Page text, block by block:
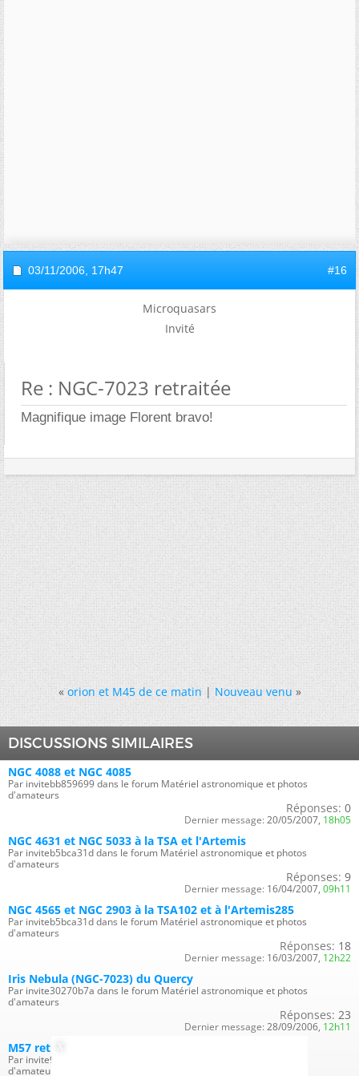
03/11/2006, 17h47 #16
Microquasars
Invité
Re : NGC-7023 retraitée
Magnifique image Florent bravo!
« orion et M45 de ce matin|Nouveau venu »
DISCUSSIONS SIMILAIRES
NGC 4088 et NGC 4085
Par invitebb859699 dans le forum Matériel astronomique et photos
d'amateurs
Réponses: 0
Dernier message: 20/05/2007, 18h05
NGC 4631 et NGC 5033 à la TSA et l'Artemis
Par inviteb5bca31d dans le forum Matériel astronomique et photos
d'amateurs
Réponses: 9
Dernier message: 16/04/2007, 09h11
NGC 4565 et NGC 2903 à la TSA102 et à l'Artemis285
Par inviteb5bca31d dans le forum Matériel astronomique et photos
d'amateurs
Réponses: 18
Dernier message: 16/03/2007, 12h22
Iris Nebula (NGC-7023) du Quercy
Par invite30270b7a dans le forum Matériel astronomique et photos
d'amateurs
Réponses: 23
Dernier message: 28/09/2006, 12h11
M57 retraitée
Par invite9ba82616 dans le forum Matériel astronomique et photos
d'amateurs